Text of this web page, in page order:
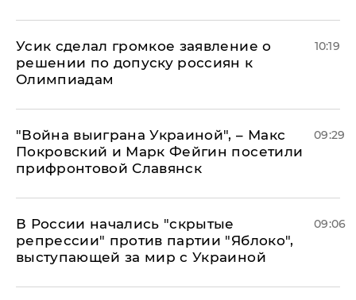
Усик сделал громкое заявление о
решении по допуску россиян к
Олимпиадам
10:19
"Война выиграна Украиной", – Макс
Покровский и Марк Фейгин посетили
прифронтовой Славянск
09:29
В России начались "скрытые
репрессии" против партии "Яблоко",
выступающей за мир с Украиной
09:06